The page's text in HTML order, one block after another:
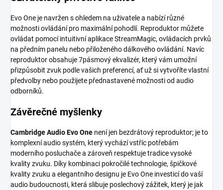
Evo One je navržen s ohledem na uživatele a nabízí různé
možnosti ovládání pro maximální pohodlí. Reproduktor můžete
ovládat pomocí intuitivní aplikace StreamMagic, ovládacích prvků
na předním panelu nebo přiloženého dálkového ovládání. Navíc
reproduktor obsahuje 7pásmový ekvalizér, který vám umožní
přizpůsobit zvuk podle vašich preferencí, ať už si vytvoříte vlastní
předvolby nebo použijete přednastavené možnosti od audio
odborníků.
Závěrečné myšlenky
Cambridge Audio Evo One není jen bezdrátový reproduktor; je to
komplexní audio systém, který vychází vstříc potřebám
moderního posluchače a zároveň respektuje tradice vysoké
kvality zvuku. Díky kombinaci pokročilé technologie, špičkové
kvality zvuku a elegantního designu je Evo One investicí do vaší
audio budoucnosti, která slibuje poslechový zážitek, který je jak